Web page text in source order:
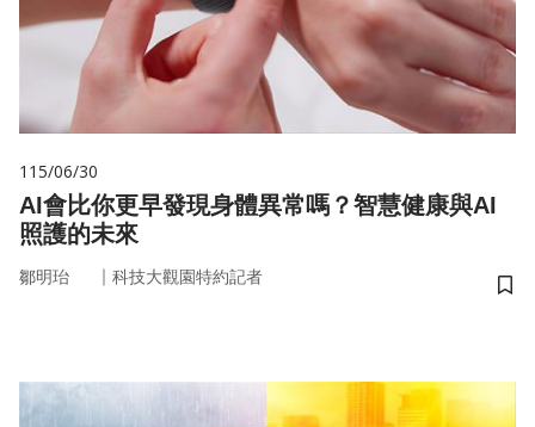
115/06/30
AI會比你更早發現身體異常嗎？智慧健康與AI
照護的未來
鄒明珆 ｜ 科技大觀園特約記者
儲